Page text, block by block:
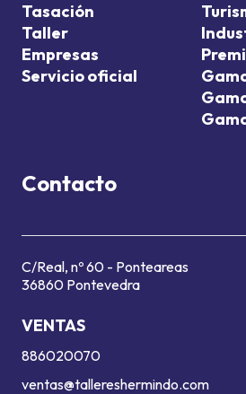
Tasación
Taller
Empresas
Servicio oficial
Contacto
C/Real, nº 60 - Ponteareas
36860 Pontevedra
VENTAS
886020070
ventas@tallereshermindo.com